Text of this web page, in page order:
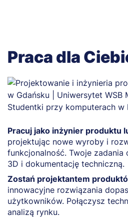
Praca dla
Pracuj jako inżynier produktu
projektując nowe wyroby i
funkcjonalność. Twoje zadania
3D i dokumentację techniczną.
Zostań projektantem
innowacyjne rozwiązania
użytkowników. Połączysz
analizą rynku.